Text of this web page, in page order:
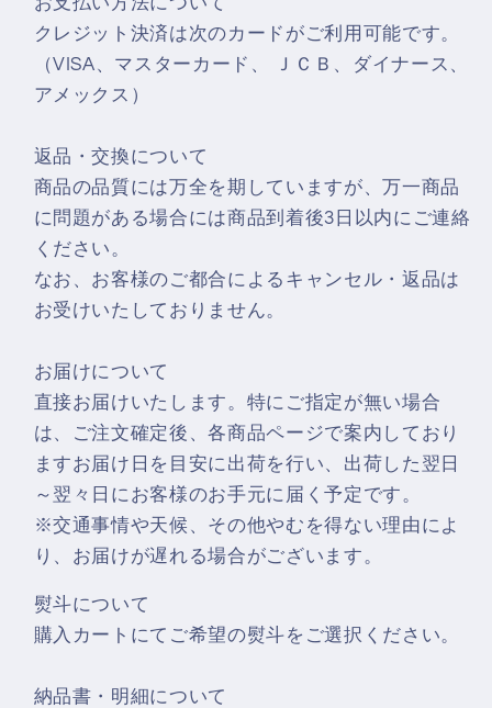
クレジット決済は次のカードがご利用可能です。
（VISA、マスターカード、 ＪＣＢ、ダイナース、
アメックス）
返品・交換について
商品の品質には万全を期していますが、万一商品
に問題がある場合には商品到着後3日以内にご連絡
ください。
なお、お客様のご都合によるキャンセル・返品は
お受けいたしておりません。
お届けについて
直接お届けいたします。特にご指定が無い場合
は、ご注文確定後、各商品ページで案内しており
ますお届け日を目安に出荷を行い、出荷した翌日
～翌々日にお客様のお手元に届く予定です。
※交通事情や天候、その他やむを得ない理由によ
り、お届けが遅れる場合がございます。
熨斗について
購入カートにてご希望の熨斗をご選択ください。
納品書・明細について